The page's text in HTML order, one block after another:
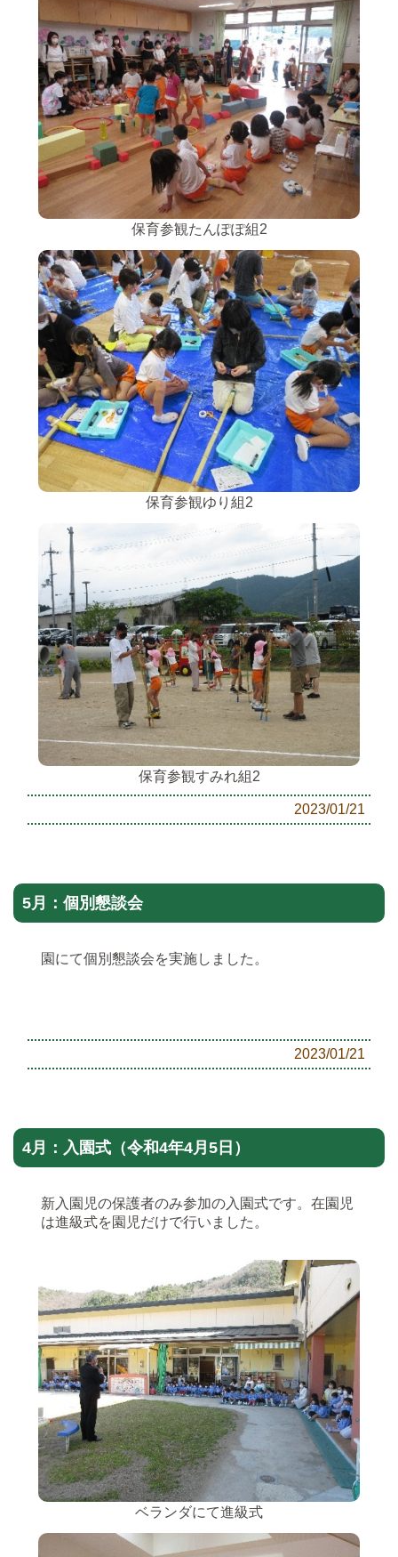
保育参観たんぽぽ組2
保育参観ゆり組2
保育参観すみれ組2
2023/01/21
5月：個別懇談会
園にて個別懇談会を実施しました。
2023/01/21
4月：入園式（令和4年4月5日）
新入園児の保護者のみ参加の入園式です。在園児
は進級式を園児だけで行いました。
ベランダにて進級式